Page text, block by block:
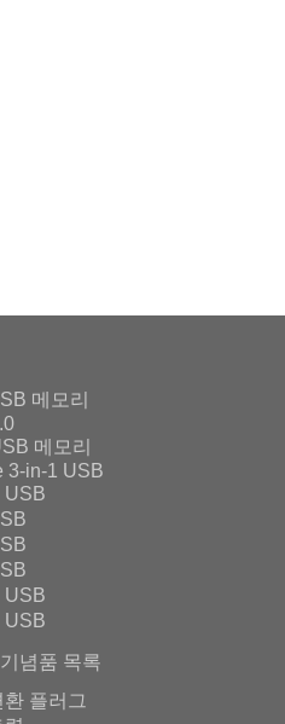
메모리
메모리
3-in-1 USB
USB
USB
USB
념품 목록
환 플러그